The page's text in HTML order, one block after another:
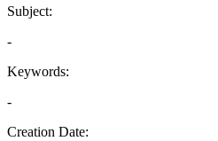
Subject:
-
Keywords:
-
Creation Date: